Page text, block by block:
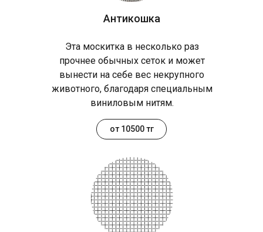
Антикошка
Эта москитка в несколько раз
прочнее обычных сеток и может
вынести на себе вес некрупного
животного, благодаря специальным
виниловым нитям.
от 10500 тг